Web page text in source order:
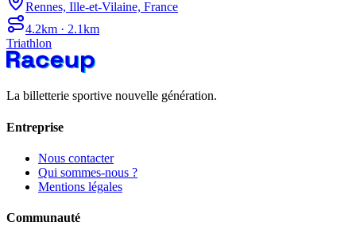
Rennes, Ille-et-Vilaine, France
4.2km · 2.1km
Triathlon
La billetterie sportive nouvelle génération.
Entreprise
Nous contacter
Qui sommes-nous ?
Mentions légales
Communauté